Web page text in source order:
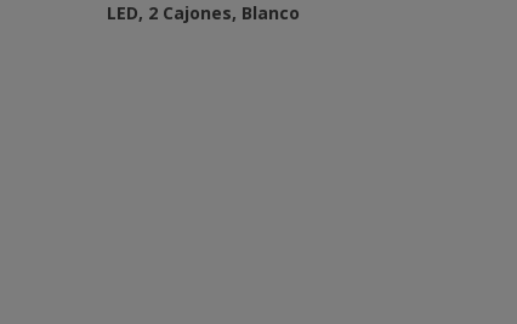
LED, 2 Cajones, Blanco